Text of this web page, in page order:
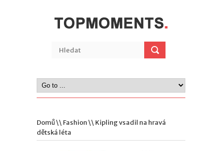
Domů\\ Fashion\\ Kipling vsadil na hravá
dětská léta